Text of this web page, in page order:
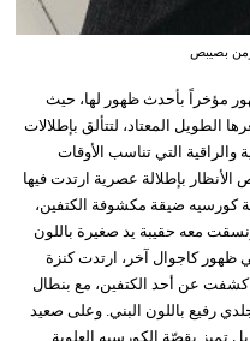
بصيبص
مؤخراً بأحدث ظهور لها، حيث
المعتاد، لتتألق بإطلالات
التي تناسب الأوقات
الأنظار بإطلالة عصرية ارتدت فيها
كورسيه ضيقة مكشوفة الكتفين،
معه حقيبة يد صغيرة باللون
ظهور كاجوال آخر، ارتدت كنزة
كشفت عن أحد الكتفين، مع بنطال
رفيع باللون البني. وعلى صعيد
تميز بقصّة الكورسيه العلوية